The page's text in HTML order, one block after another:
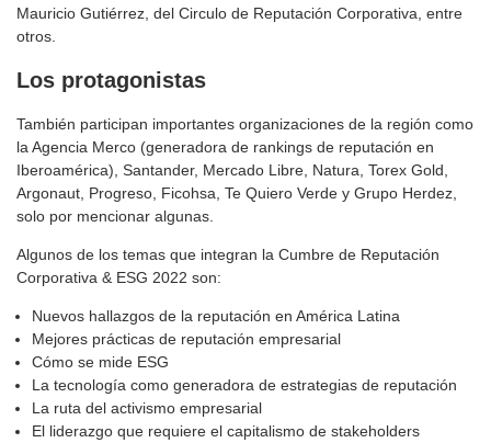
Mauricio Gutiérrez, del Circulo de Reputación Corporativa, entre
otros.
Los protagonistas
También participan importantes organizaciones de la región como
la Agencia Merco (generadora de rankings de reputación en
Iberoamérica), Santander, Mercado Libre, Natura, Torex Gold,
Argonaut, Progreso, Ficohsa, Te Quiero Verde y Grupo Herdez,
solo por mencionar algunas.
Algunos de los temas que integran la Cumbre de Reputación
Corporativa & ESG 2022 son:
Nuevos hallazgos de la reputación en América Latina
Mejores prácticas de reputación empresarial
Cómo se mide ESG
La tecnología como generadora de estrategias de reputación
La ruta del activismo empresarial
El liderazgo que requiere el capitalismo de stakeholders